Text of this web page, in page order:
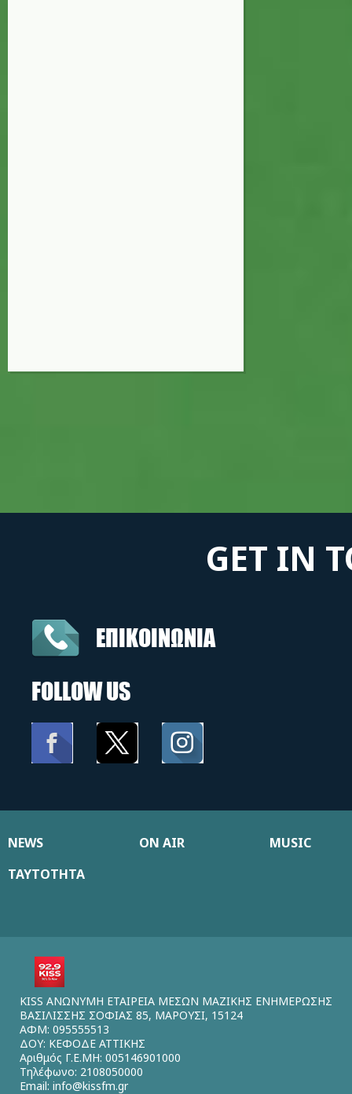
GET IN
ΕΠΙΚΟΙΝΩΝΙΑ
FOLLOW US
NEWS ON AIR
MUSIC
ΤΑΥΤΟΤΗΤΑ
KISS ΑΝΩΝΥΜΗ ΕΤΑΙΡΕΙΑ ΜΕΣΩΝ ΜΑΖΙΚΗΣ ΕΝΗΜΕΡΩΣΗΣ
ΒΑΣΙΛΙΣΣΗΣ ΣΟΦΙΑΣ 85, ΜΑΡΟΥΣΙ, 15124
ΑΦΜ: 095555513
ΔΟΥ: ΚΕΦΟΔΕ ΑΤΤΙΚΗΣ
Αριθμός Γ.Ε.ΜΗ: 005146901000
Τηλέφωνο: 2108050000
Email: info@kissfm.gr